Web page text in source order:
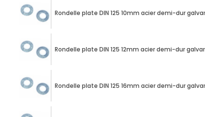
Rondelle plate DIN 125 10mm acier demi-dur
Rondelle plate DIN 125 12mm acier demi-dur
Rondelle plate DIN 125 16mm acier demi-dur